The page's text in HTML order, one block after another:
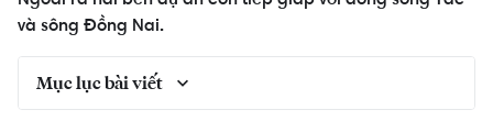
và sông Đồng Nai.
Mục lục bài viết